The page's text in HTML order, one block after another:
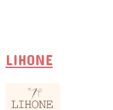
LIHONE